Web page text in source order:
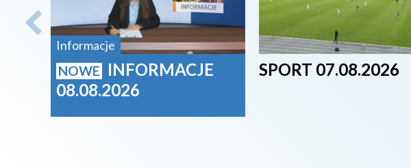
Informacje
NOWE
INFORMACJE
08.08.2026
SPORT 07.08.2026